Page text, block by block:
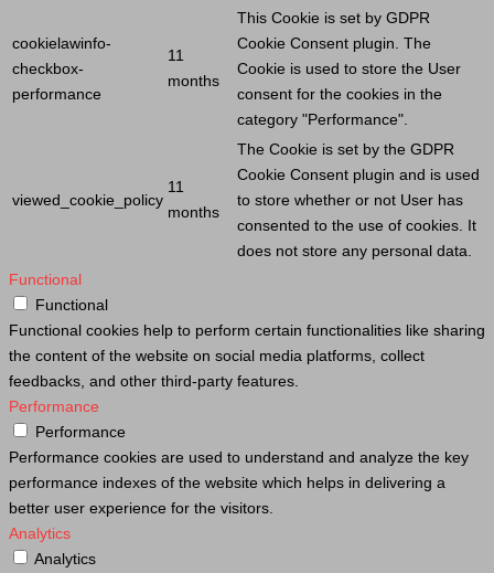
cookielawinfo-
checkbox-
performance
11
months
This Cookie is set by GDPR
Cookie Consent plugin. The
Cookie is used to store the User
consent for the cookies in the
category "Performance".
viewed_cookie_policy
11
months
The Cookie is set by the GDPR
Cookie Consent plugin and is used
to store whether or not User has
consented to the use of cookies. It
does not store any personal data.
Functional
Functional
Functional cookies help to perform certain functionalities like sharing
the content of the website on social media platforms, collect
feedbacks, and other third-party features.
Performance
Performance
Performance cookies are used to understand and analyze the key
performance indexes of the website which helps in delivering a
better user experience for the visitors.
Analytics
Analytics